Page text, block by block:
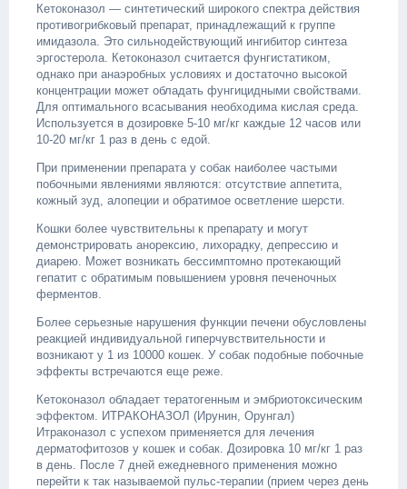
Кетоконазол — синтетический широкого спектра действия
противогрибковый препарат, принадлежащий к группе
имидазола. Это сильнодействующий ингибитор синтеза
эргостерола. Кетоконазол считается фунгистатиком,
однако при анаэробных условиях и достаточно высокой
концентрации может обладать фунгицидными свойствами.
Для оптимального всасывания необходима кислая среда.
Используется в дозировке 5-10 мг/кг каждые 12 часов или
10-20 мг/кг 1 раз в день с едой.
При применении препарата у собак наиболее частыми
побочными явлениями являются: отсутствие аппетита,
кожный зуд, алопеции и обратимое осветление шерсти.
Кошки более чувствительны к препарату и могут
демонстрировать анорексию, лихорадку, депрессию и
диарею. Может возникать бессимптомно протекающий
гепатит с обратимым повышением уровня печеночных
ферментов.
Более серьезные нарушения функции печени обусловлены
реакцией индивидуальной гиперчувствительности и
возникают у 1 из 10000 кошек. У собак подобные побочные
эффекты встречаются еще реже.
Кетоконазол обладает тератогенным и эмбриотоксическим
эффектом. ИТРАКОНАЗОЛ (Ирунин, Орунгал)
Итраконазол с успехом применяется для лечения
дерматофитозов у кошек и собак. Дозировка 10 мг/кг 1 раз
в день. После 7 дней ежедневного применения можно
перейти к так называемой пульс-терапии (прием через день